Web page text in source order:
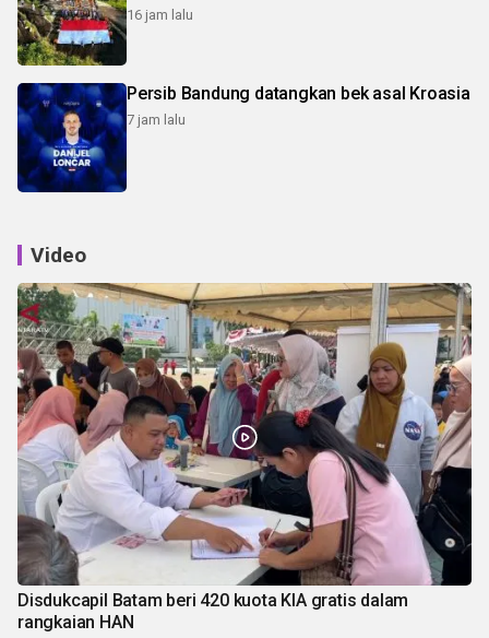
16 jam lalu
Persib Bandung datangkan bek asal Kroasia
7 jam lalu
Video
Disdukcapil Batam beri 420 kuota KIA gratis dalam
rangkaian HAN